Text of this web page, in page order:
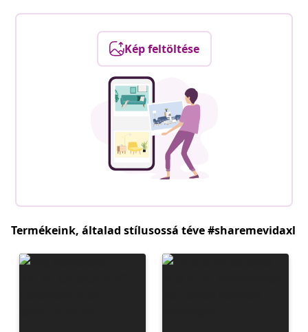
Kép feltöltése
Termékeink, általad stílusossá téve #sharemevidaxl